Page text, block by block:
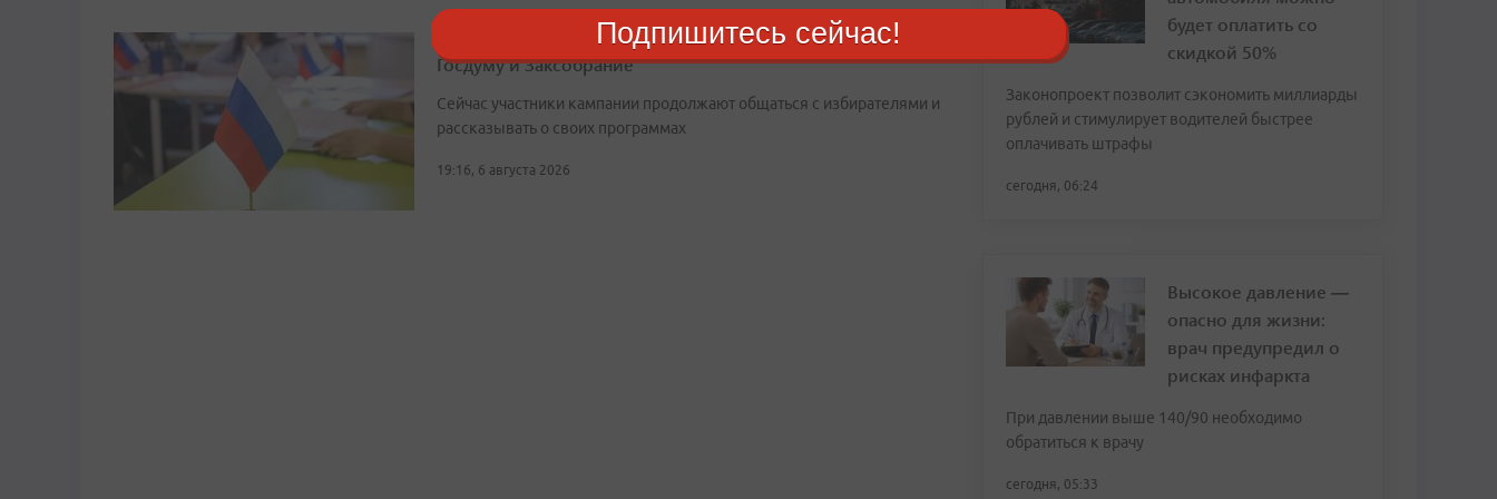
В Приморье завершилась регистрация кандидатов в
Госдуму и Заксобрание
Сейчас участники кампании продолжают общаться с избирателями и
рассказывать о своих программах
19:16, 6 августа 2026
будет оплатить со
скидкой 50%
Законопроект позволит сэкономить миллиарды
рублей и стимулирует водителей быстрее
оплачивать штрафы
сегодня, 06:24
Высокое давление —
опасно для жизни:
врач предупредил о
рисках инфаркта
При давлении выше 140/90 необходимо
обратиться к врачу
сегодня, 05:33
Подпишитесь сейчас!